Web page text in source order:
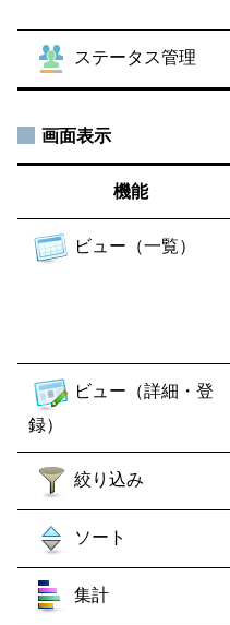
ステータス管理
画面表示
機能
ビュー（一覧）
ビュー（詳細・登
録）
絞り込み
ソート
集計